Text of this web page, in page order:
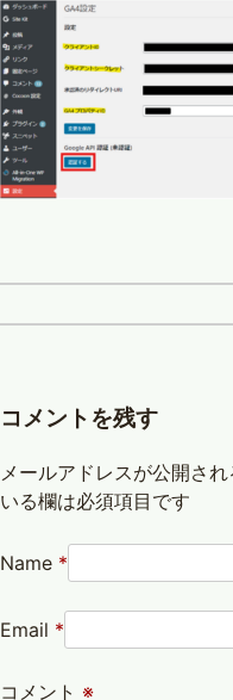
コメントを残す
メールアドレスが公開され
いる欄は必須項目です
Name *
Email *
コメント ※